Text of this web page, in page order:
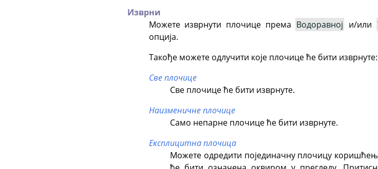
Изврни
Можете изврнути плочице према Водоравној и/или
опција.
Такође можете одлучити које плочице ће бити изврнуте:
Све плочице
Све плочице ће бити изврнуте.
Наизменичне плочице
Само непарне плочице ће бити изврнуте.
Експлицитна плочица
Можете одредити појединачну плочицу